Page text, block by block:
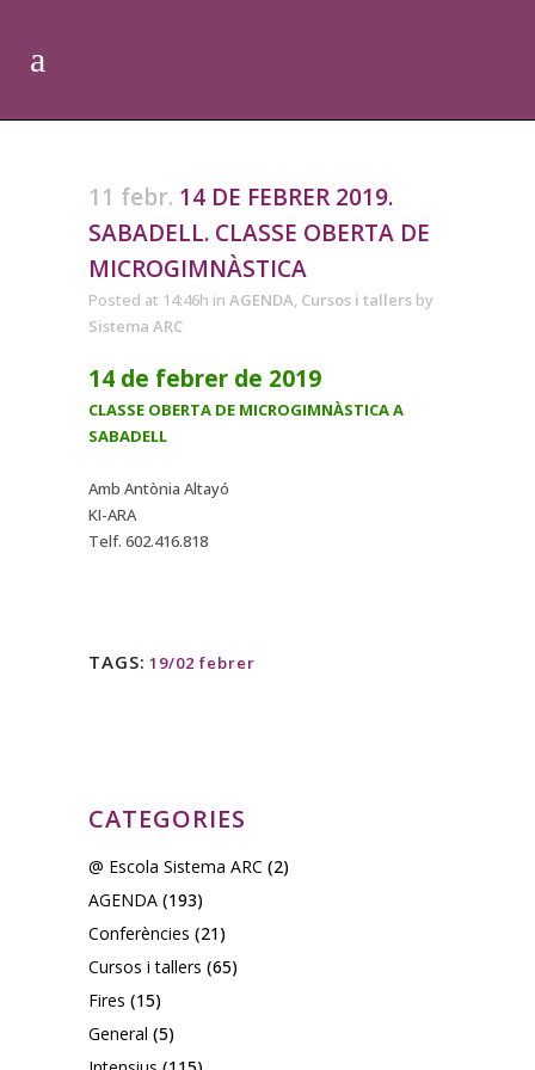
11 febr. 14 DE FEBRER 2019.
SABADELL. CLASSE OBERTA DE
MICROGIMNÀSTICA
Posted at 14:46h in AGENDA, Cursos i tallers by
Sistema ARC
14 de febrer de 2019
CLASSE OBERTA DE MICROGIMNÀSTICA A
SABADELL
Amb Antònia Altayó
KI-ARA
Telf. 602.416.818
TAGS: 19/02 febrer
CATEGORIES
@ Escola Sistema ARC (2)
AGENDA (193)
Conferències (21)
Cursos i tallers (65)
Fires (15)
General (5)